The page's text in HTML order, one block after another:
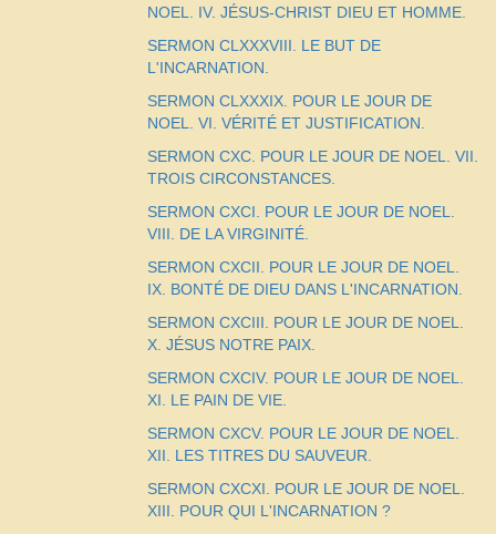
NOEL. IV. JÉSUS-CHRIST DIEU ET HOMME.
SERMON CLXXXVIII. LE BUT DE
L'INCARNATION.
SERMON CLXXXIX. POUR LE JOUR DE
NOEL. VI. VÉRITÉ ET JUSTIFICATION.
SERMON CXC. POUR LE JOUR DE NOEL. VII.
TROIS CIRCONSTANCES.
SERMON CXCI. POUR LE JOUR DE NOEL.
VIII. DE LA VIRGINITÉ.
SERMON CXCII. POUR LE JOUR DE NOEL.
IX. BONTÉ DE DIEU DANS L'INCARNATION.
SERMON CXCIII. POUR LE JOUR DE NOEL.
X. JÉSUS NOTRE PAIX.
SERMON CXCIV. POUR LE JOUR DE NOEL.
XI. LE PAIN DE VIE.
SERMON CXCV. POUR LE JOUR DE NOEL.
XII. LES TITRES DU SAUVEUR.
SERMON CXCXI. POUR LE JOUR DE NOEL.
XIII. POUR QUI L'INCARNATION ?